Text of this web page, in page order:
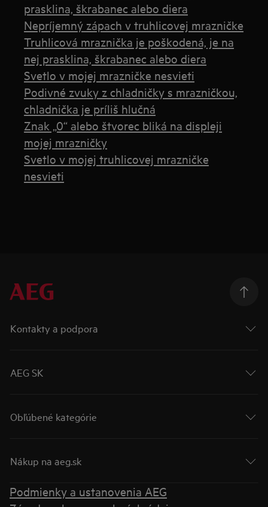
prasklina, škrabanec alebo diera
Nepríjemný zápach v truhlicovej mrazničke
Truhlicová mraznička je poškodená, je na
nej prasklina, škrabanec alebo diera
Svetlo v mojej mrazničke nesvieti
Podivné zvuky z chladničky s mrazničkou,
chladnička je príliš hlučná
Znak „0“ alebo štvorec bliká na displeji
mojej mrazničky
Svetlo v mojej truhlicovej mrazničke
nesvieti
Kontakty a podpora
AEG SK
Obľúbené kategórie
Nákup na aeg.sk
Podmienky a ustanovenia AEG